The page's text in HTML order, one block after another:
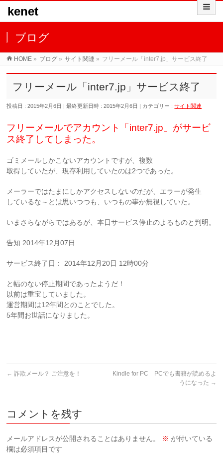
kenet
ブログ
HOME » ブログ » サイト関連 » フリーメール「inter7.jp」サービス終了
フリーメール「inter7.jp」サービス終了
投稿日 : 2015年2月6日 最終更新日時 : 2015年2月6日 カテゴリー :サイト関連
フリーメールでアカウント「inter7.jp」がサービ
ス終了してしまった。
ゴミメールしかこないアカウントですが、複数
取得していたが、現存利用していたのは2つであった。
メーラーではたまにしかアクセスしないのだが、エラーが発生
しているな～とは思いつつも、いつもの事か無視していた。
いまさらながらではあるが、本日サービス停止のよるものと判明。
告知 2014年12月07日
サービス終了日： 2014年12月20日 12時00分
と幅のない停止期間であったようだ！
以前は重宝していました。
運営期間は12年間とのことでした。
5年間お世話になりました。
← 詐欺メール？ ご注意を！
Kindle for PC PCでも書籍が読めるよ
うになった →
コメントを残す
メールアドレスが公開されることはありません。 ※ が付いている
欄は必須項目です